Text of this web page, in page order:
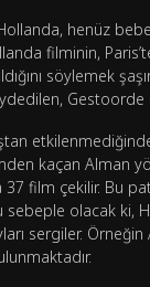
henüz
filminin,
söylemek
kaçan Alman
film çekilir. Bu
olacak ki,
sergiler.